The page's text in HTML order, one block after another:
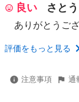
良い
さとう
ありがとうご
評価をもっと見る
注意事項 通